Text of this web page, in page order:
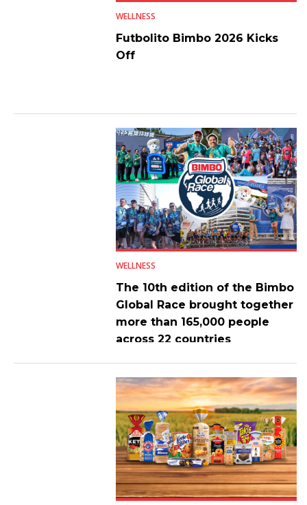
WELLNESS
Futbolito Bimbo 2026 Kicks
Off
WELLNESS
The 10th edition of the Bimbo
Global Race brought together
more than 165,000 people
across 22 countries